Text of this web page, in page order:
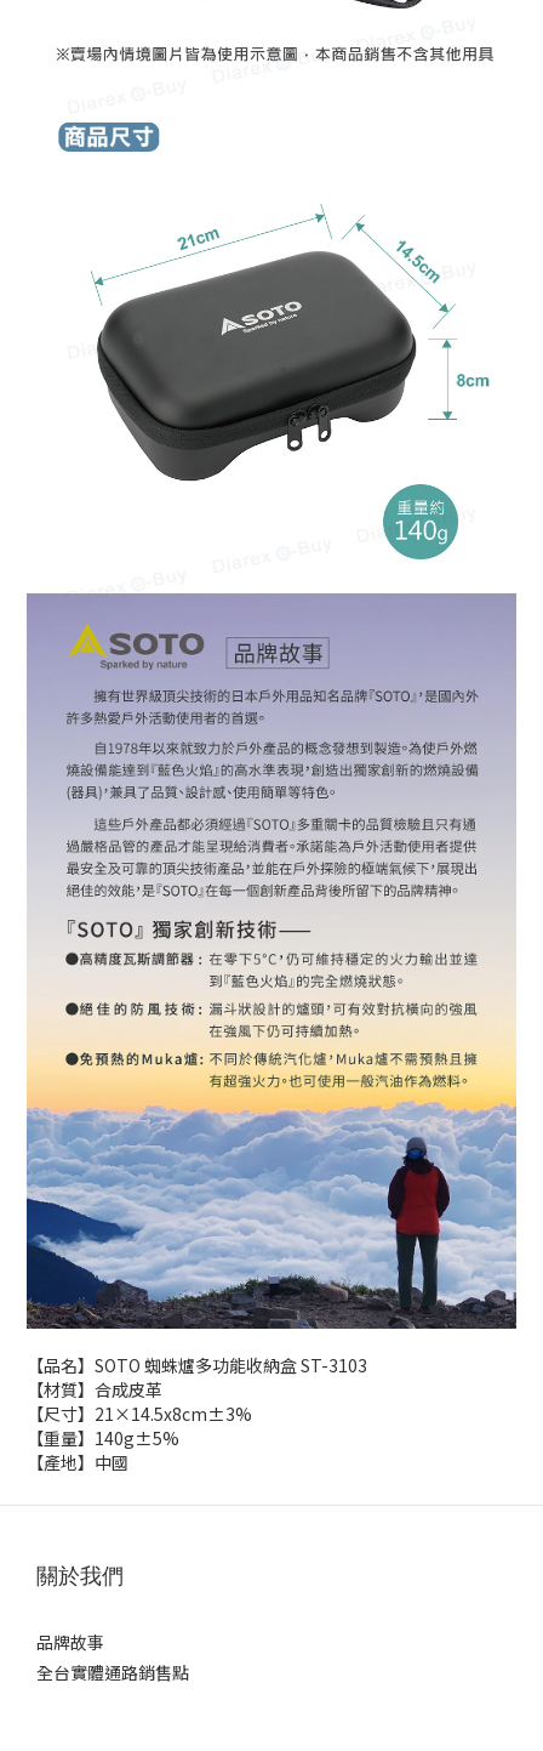
【品名】SOTO 蜘蛛爐多功能收納盒 ST-3103
【材質】合成皮革
【尺寸】21×14.5x8cm±3%
【重量】140g±5%
【產地】中國
關於我們
品牌故事
全台實體通路銷售點